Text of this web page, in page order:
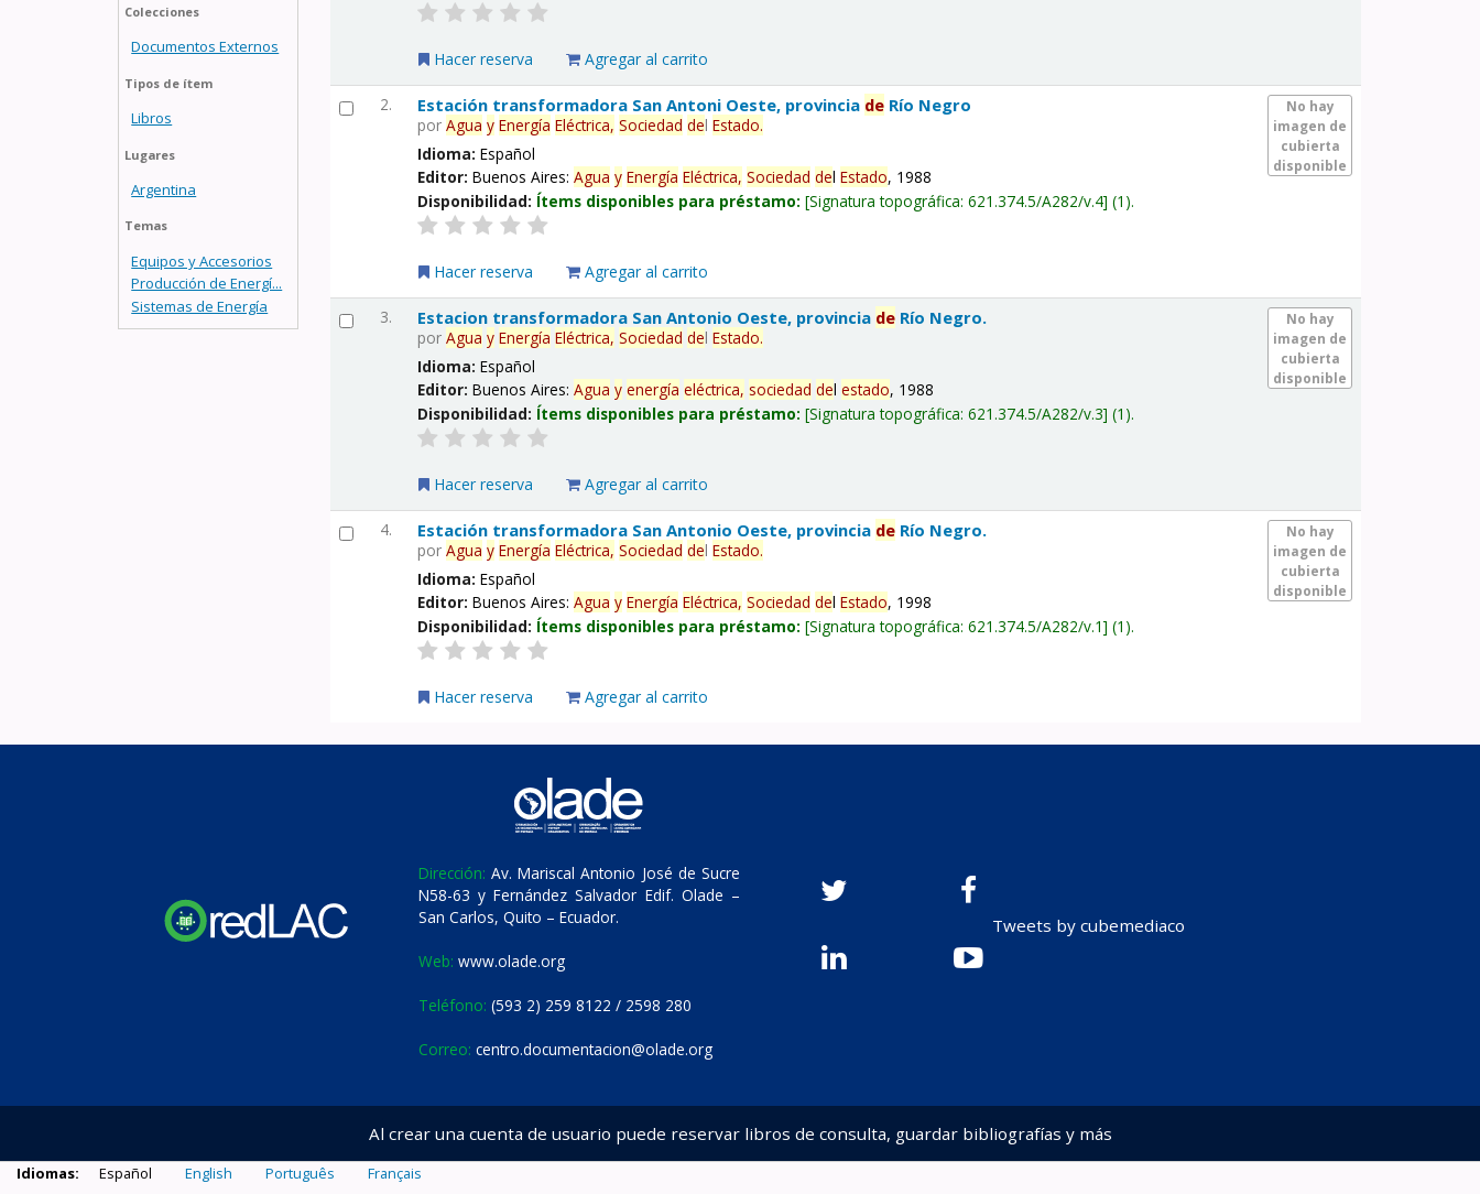
Colecciones
Documentos Externos
Tipos de ítem
Libros
Lugares
Argentina
Temas
Equipos y Accesorios
Producción de Energí...
Sistemas de Energía
Hacer reserva Agregar al carrito
2.
No hay
imagen de
cubierta
disponible
Estación transformadora San Antoni Oeste, provincia de Río Negro
porAgua y Energía Eléctrica, Sociedad delEstado.
Idioma:Español
Editor:Buenos Aires:Agua y Energía Eléctrica, Sociedad delEstado, 1988
Disponibilidad: Ítems disponibles para préstamo: Signatura topográfica:621.374.5/A282/v.4 (1).
Hacer reserva Agregar al carrito
3.
No hay
imagen de
cubierta
disponible
Estacion transformadora San Antonio Oeste, provincia de Río Negro.
porAgua y Energía Eléctrica, Sociedad delEstado.
Idioma:Español
Editor:Buenos Aires:Agua y energía eléctrica, sociedad delestado, 1988
Disponibilidad: Ítems disponibles para préstamo: Signatura topográfica:621.374.5/A282/v.3 (1).
Hacer reserva Agregar al carrito
4.
No hay
imagen de
cubierta
disponible
Estación transformadora San Antonio Oeste, provincia de Río Negro.
porAgua y Energía Eléctrica, Sociedad delEstado.
Idioma:Español
Editor:Buenos Aires:Agua y Energía Eléctrica, Sociedad delEstado, 1998
Disponibilidad: Ítems disponibles para préstamo: Signatura topográfica:621.374.5/A282/v.1 (1).
Hacer reserva Agregar al carrito
Dirección: Av. Mariscal Antonio José de Sucre
N58-63 y Fernández Salvador Edif. Olade –
San Carlos, Quito – Ecuador.
Web: www.olade.org
Teléfono: (593 2) 259 8122 / 2598 280
Correo: centro.documentacion@olade.org
Tweets by cubemediaco
Al crear una cuenta de usuario puede reservar libros de consulta, guardar bibliografías y más
Idiomas: Español English Português Français